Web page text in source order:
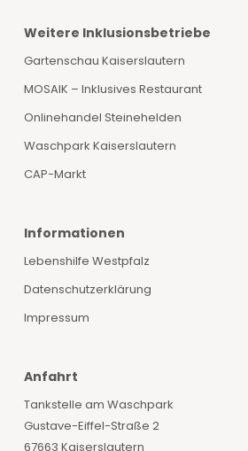
Weitere Inklusionsbetriebe
Gartenschau Kaiserslautern
MOSAIK – Inklusives Restaurant
Onlinehandel Steinehelden
Waschpark Kaiserslautern
CAP-Markt
Informationen
Lebenshilfe Westpfalz
Datenschutzerklärung
Impressum
Anfahrt
Tankstelle am Waschpark
Gustave-Eiffel-Straße 2
67663 Kaiserslautern